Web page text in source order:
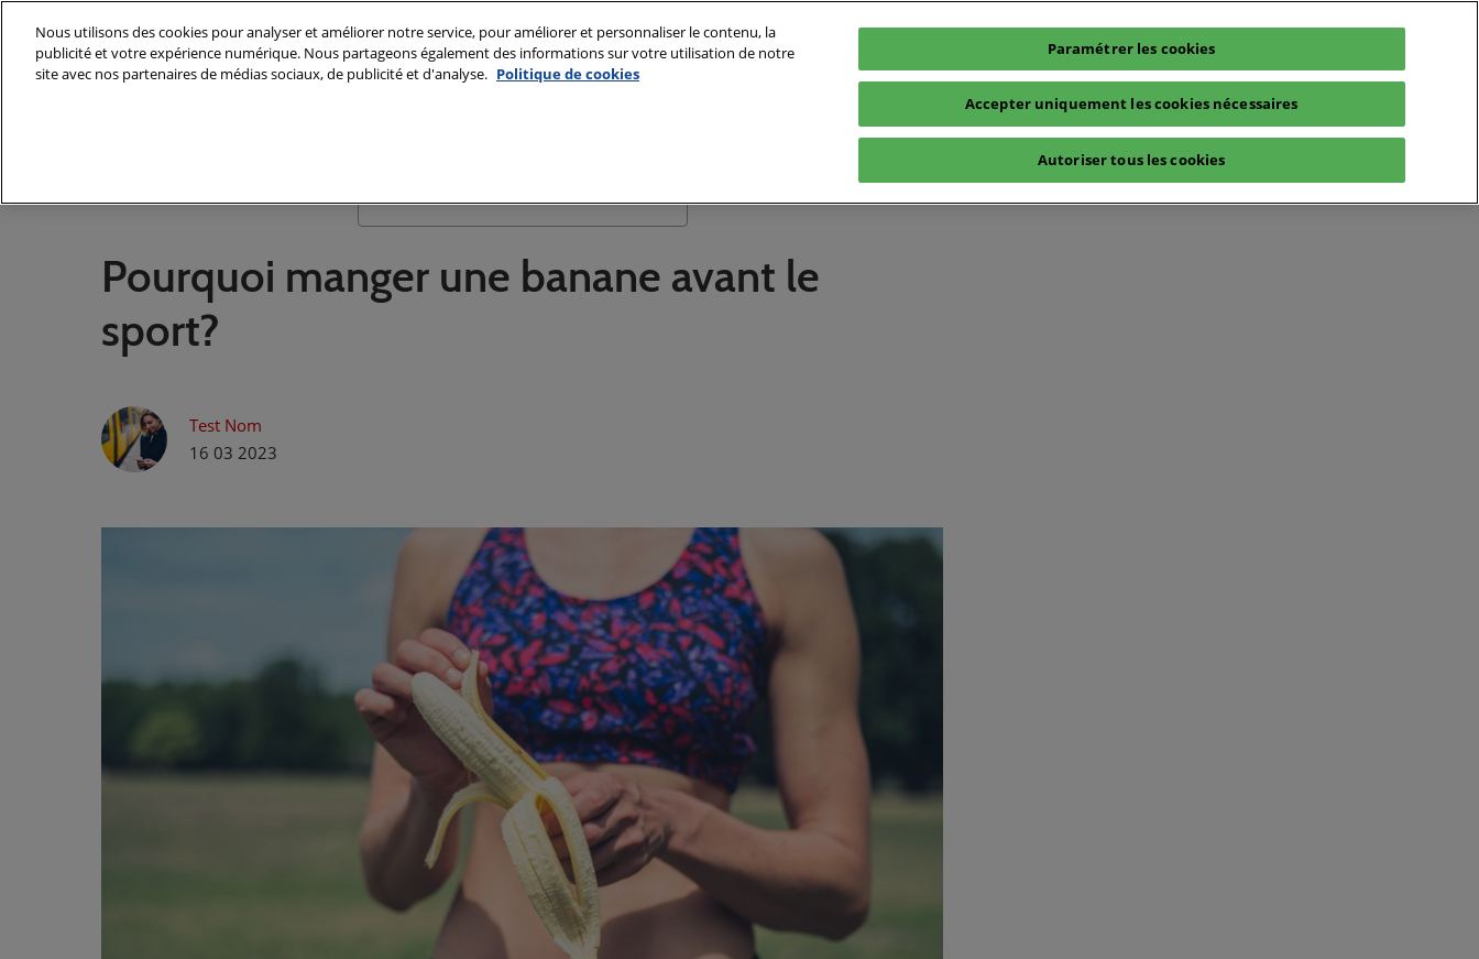
au
contenu
Nutrition Sportive
Rechercher
Pourquoi manger une banane avant le
sport?
Test Nom
16 03 2023
Nous utilisons des cookies pour analyser et améliorer notre service, pour améliorer et personnaliser le contenu, la
publicité et votre expérience numérique. Nous partageons également des informations sur votre utilisation de notre
site avec nos partenaires de médias sociaux, de publicité et d'analyse. Politique de cookies
Paramétrer les cookies
Accepter uniquement les cookies nécessaires
Autoriser tous les cookies